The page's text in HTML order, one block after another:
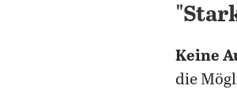
Keine
die